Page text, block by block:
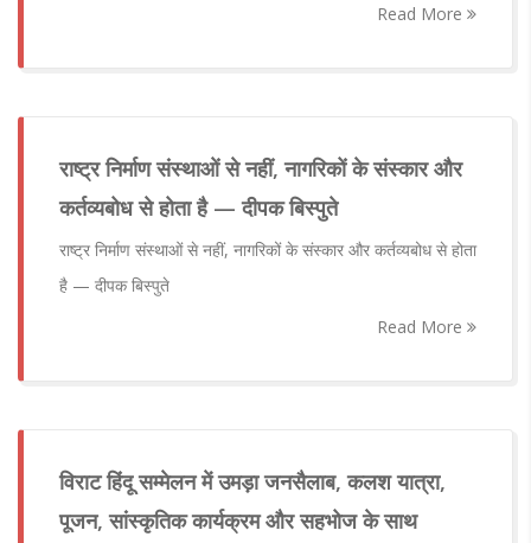
Read More
राष्ट्र निर्माण संस्थाओं से नहीं, नागरिकों के संस्कार और
कर्तव्यबोध से होता है — दीपक बिस्पुते
राष्ट्र निर्माण संस्थाओं से नहीं, नागरिकों के संस्कार और कर्तव्यबोध से होता
है — दीपक बिस्पुते
Read More
विराट हिंदू सम्मेलन में उमड़ा जनसैलाब, कलश यात्रा,
पूजन, सांस्कृतिक कार्यक्रम और सहभोज के साथ